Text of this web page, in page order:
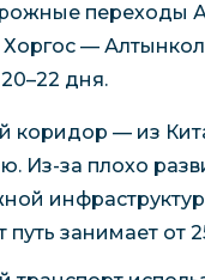
переходы
—
дня.
коридор — из
Из-за плохо
путь занимает от